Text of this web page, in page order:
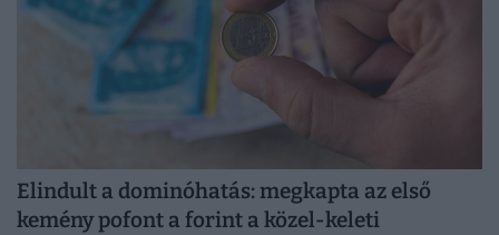
Elindult a dominóhatás: megkapta az első
kemény pofont a forint a közel-keleti